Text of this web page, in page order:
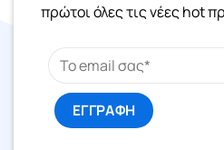
πρώτοι όλες τις νέες hot